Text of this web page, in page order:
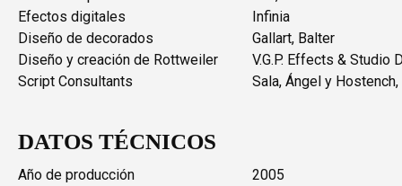
Efectos digitales
Infinia
Diseño de decorados
Gallart, Balter
Diseño y creación de Rottweiler
V.G.P. Effects & Studio
Script Consultants
Sala, Ángel y
DATOS TÉCNICOS
Año de producción
2005